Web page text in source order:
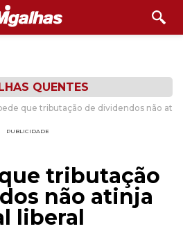
QUENTES
que tributação de dividendos não
PUBLICIDADE
tributação
não atinja
liberal